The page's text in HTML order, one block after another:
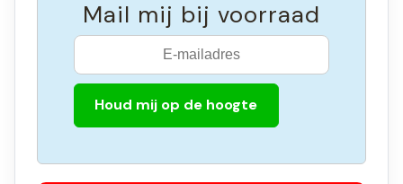
Mail mij bij voorraad
Houd mij op de hoogte